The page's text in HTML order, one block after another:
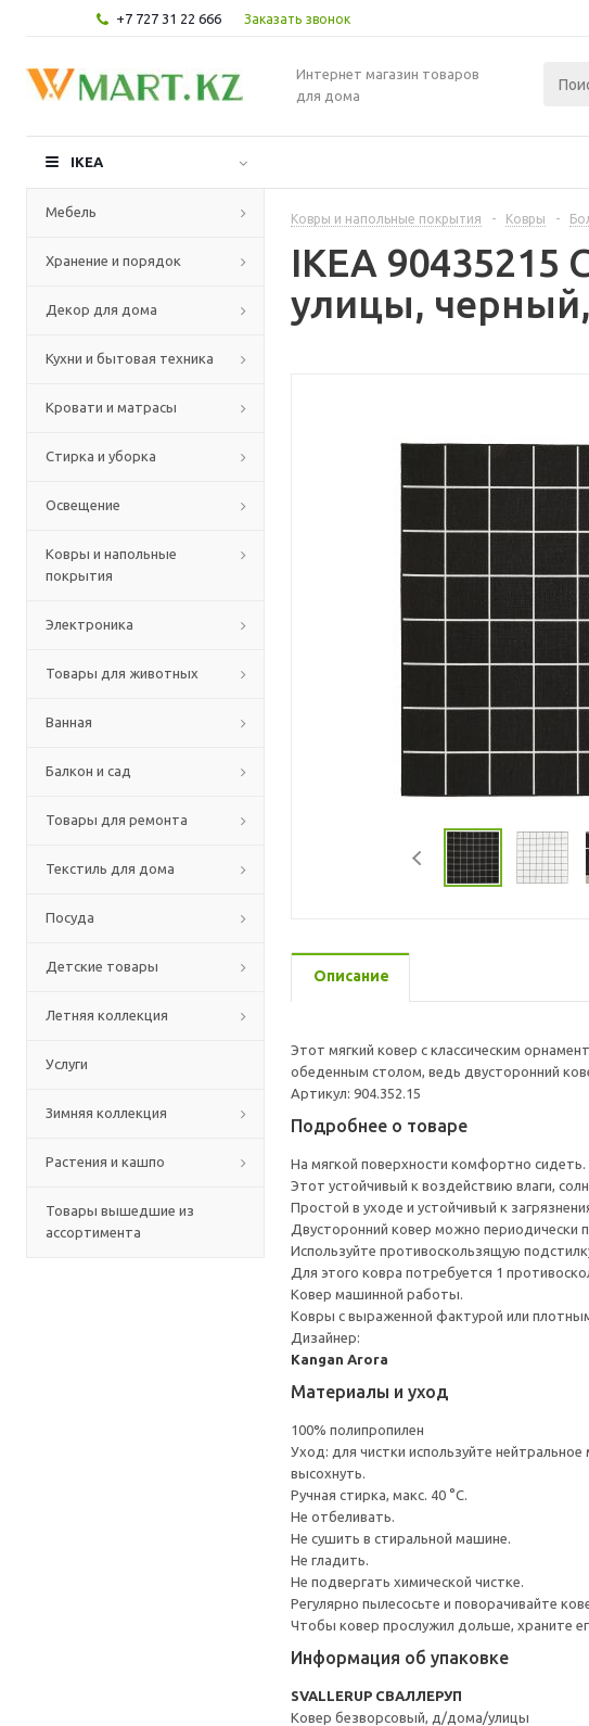
+7 727 31 22 666 Заказать звонок
Интернет магазин товаров
для дома
IKEA
Мебель
Хранение и порядок
Декор для дома
Кухни и бытовая техника
Кровати и матрасы
Стирка и уборка
Освещение
Ковры и напольные
покрытия
Электроника
Товары для животных
Ванная
Балкон и сад
Товары для ремонта
Текстиль для дома
Посуда
Детские товары
Летняя коллекция
Услуги
Зимняя коллекция
Растения и кашпо
Товары вышедшие из
ассортимента
Ковры и напольные покрытия - Ковры -
IKEA
улицы,
Описание
Этот мягкий ковер с классическим
обеденным столом, ведь двусторонний
Артикул: 904.352.15
Подробнее о товаре
На мягкой поверхности комфортно сидеть.
Этот устойчивый к воздействию влаги,
Простой в уходе и устойчивый к
Двусторонний ковер можно периодически
Используйте противоскользящую
Для этого ковра потребуется 1
Ковер машинной работы.
Ковры с выраженной фактурой или
Дизайнер:
Kangan Arora
Материалы и уход
100% полипропилен
Уход: для чистки используйте
высохнуть.
Ручная стирка, макс. 40 °C.
Не отбеливать.
Не сушить в стиральной машине.
Не гладить.
Не подвергать химической чистке.
Регулярно пылесосьте и поворачивайте
Чтобы ковер прослужил дольше, храните
Информация об упаковке
SVALLERUP СВАЛЛЕРУП
Ковер безворсовый, д/дома/улицы